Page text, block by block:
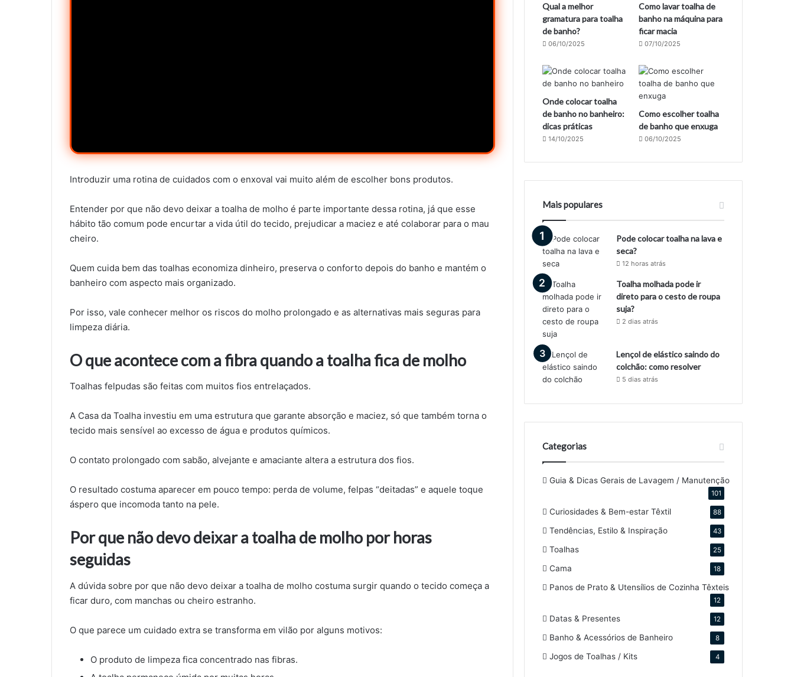
Introduzir uma rotina de cuidados com o enxoval vai muito além de escolher bons produtos.
Entender por que não devo deixar a toalha de molho é parte importante dessa rotina, já que esse
hábito tão comum pode encurtar a vida útil do tecido, prejudicar a maciez e até colaborar para o mau
cheiro.
Quem cuida bem das toalhas economiza dinheiro, preserva o conforto depois do banho e mantém o
banheiro com aspecto mais organizado.
Por isso, vale conhecer melhor os riscos do molho prolongado e as alternativas mais seguras para
limpeza diária.
O que acontece com a fibra quando a toalha fica de molho
Toalhas felpudas são feitas com muitos fios entrelaçados.
A Casa da Toalha investiu em uma estrutura que garante absorção e maciez, só que também torna o
tecido mais sensível ao excesso de água e produtos químicos.
O contato prolongado com sabão, alvejante e amaciante altera a estrutura dos fios.
O resultado costuma aparecer em pouco tempo: perda de volume, felpas “deitadas” e aquele toque
áspero que incomoda tanto na pele.
Por que não devo deixar a toalha de molho por horas
seguidas
A dúvida sobre por que não devo deixar a toalha de molho costuma surgir quando o tecido começa a
ficar duro, com manchas ou cheiro estranho.
O que parece um cuidado extra se transforma em vilão por alguns motivos:
O produto de limpeza fica concentrado nas fibras.
Qual a melhor
gramatura para toalha
de banho?
06/10/2025
Como lavar toalha de
banho na máquina para
ficar macia
07/10/2025
Onde colocar toalha
de banho no banheiro:
dicas práticas
14/10/2025
Como escolher toalha
de banho que enxuga
06/10/2025
Mais populares
Pode colocar toalha na lava e
seca?
12 horas atrás
Toalha molhada pode ir
direto para o cesto de roupa
suja?
2 dias atrás
Lençol de elástico saindo do
colchão: como resolver
5 dias atrás
Categorias
Guia & Dicas Gerais de Lavagem / Manutenção
101
Curiosidades & Bem-estar Têxtil 88
Tendências, Estilo & Inspiração 43
Toalhas 25
Cama 18
Panos de Prato & Utensílios de Cozinha Têxteis
12
Datas & Presentes 12
Banho & Acessórios de Banheiro 8
Jogos de Toalhas / Kits 4